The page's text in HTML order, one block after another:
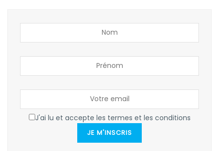
J'ai lu et accepte les termes et les conditions
JE M'INSCRIS